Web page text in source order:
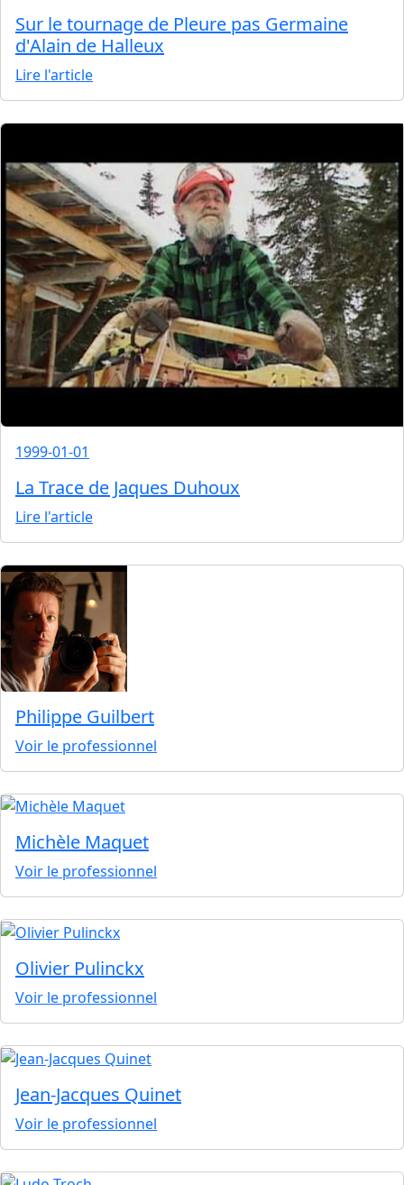
Sur le tournage de Pleure pas Germaine
d'Alain de Halleux
Lire l'article
1999-01-01
La Trace de Jaques Duhoux
Lire l'article
Philippe Guilbert
Voir le professionnel
Michèle Maquet
Voir le professionnel
Olivier Pulinckx
Voir le professionnel
Jean-Jacques Quinet
Voir le professionnel